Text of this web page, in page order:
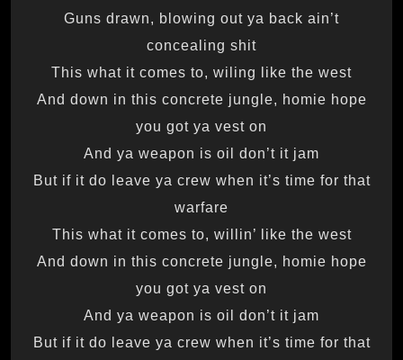
Guns drawn, blowing out ya back ain’t
concealing shit
This what it comes to, wiling like the west
And down in this concrete jungle, homie hope
you got ya vest on
And ya weapon is oil don’t it jam
But if it do leave ya crew when it’s time for that
warfare
This what it comes to, willin’ like the west
And down in this concrete jungle, homie hope
you got ya vest on
And ya weapon is oil don’t it jam
But if it do leave ya crew when it’s time for that